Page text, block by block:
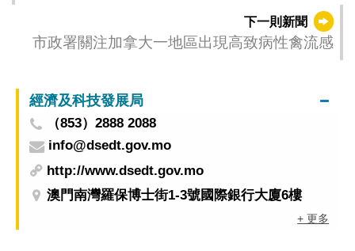
起實施半小時收費 長者公寓停車場下調輕型
汽車泊車費用
下一則新聞
市政署關注加拿大一地區出現高致病性禽流感
經濟及科技發展局
（853）2888 2088
info@dsedt.gov.mo
http://www.dsedt.gov.mo
澳門南灣羅保博士街1-3號國際銀行大廈6樓
+ 更多